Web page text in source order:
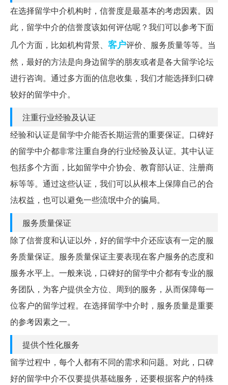
在选择留学中介机构时，信誉度是最基本的考虑因素。因
此，留学中介的信誉度该如何评估呢？我们可以参考下面
几个方面，比如机构背景、 客户评价、服务质量等等。当
然，最好的方法是向身边留学的朋友或者是各大留学论坛
进行咨询。通过多方面的信息收集，我们才能选择到口碑
较好的留学中介。
注重行业经验及认证
经验和认证是留学中介能否长期运营的重要保证。口碑好
的留学中介都非常注重自身的行业经验及认证。其中认证
包括多个方面，比如留学中介协会、教育部认证、注册商
标等等。通过这些认证，我们可以从根本上保障自己的合
法权益，也可以避免一些流氓中介的骗局。
服务质量保证
除了信誉度和认证以外，好的留学中介还应该有一定的服
务质量保证。服务质量保证主要表现在客户服务的态度和
服务水平上。一般来说，口碑好的留学中介都有专业的服
务团队，为客户提供全方位、周到的服务，从而保障每一
位客户的留学过程。在选择留学中介时，服务质量是重要
的参考因素之一。
提供个性化服务
留学过程中，每个人都有不同的需求和问题。对此，口碑
好的留学中介不仅要提供基础服务，还要根据客户的特殊